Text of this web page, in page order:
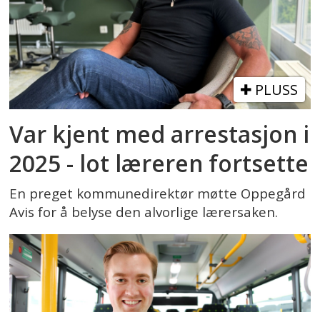
PLUSS
Var kjent med arrestasjon i
2025 - lot læreren fortsette
En preget kommunedirektør møtte Oppegård
Avis for å belyse den alvorlige lærersaken.